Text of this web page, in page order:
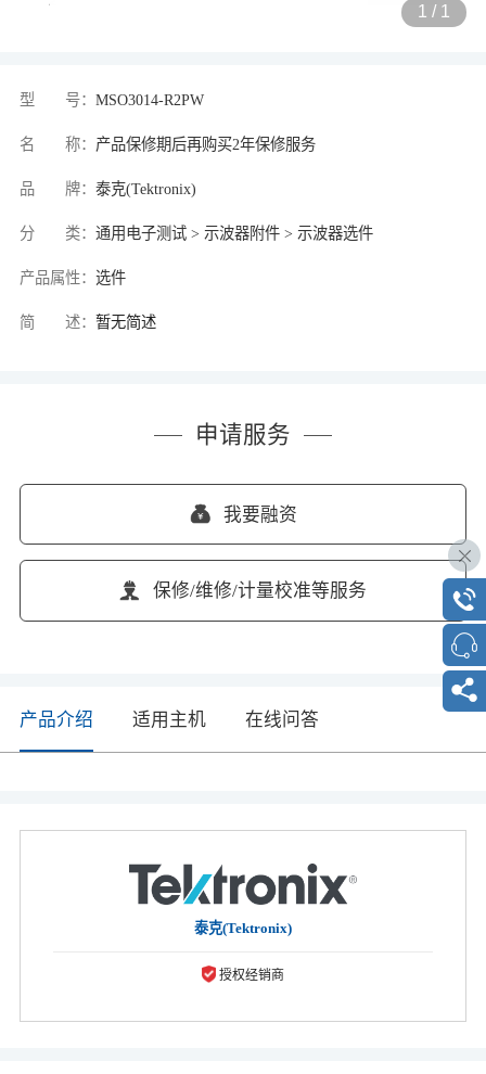
1 / 1
型 号： MSO3014-R2PW
名 称： 产品保修期后再购买2年保修服务
品 牌： 泰克(Tektronix)
分 类： 通用电子测试 > 示波器附件 > 示波器选件
产品属性： 选件
简 述： 暂无简述
申请服务
我要融资
保修/维修/计量校准等服务
产品介绍 适用主机 在线问答
泰克(Tektronix)
授权经销商